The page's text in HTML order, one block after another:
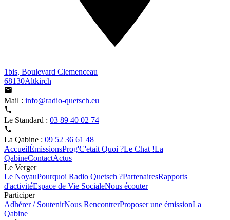
1bis, Boulevard Clemenceau
68130Altkirch
Mail : info@radio-quetsch.eu
Le Standard : 03 89 40 02 74
La Qabine : 09 52 36 61 48
AccueilÉmissionsProg'C'etait Quoi ?Le Chat !La
QabineContactActus
Le Verger
Le NoyauPourquoi Radio Quetsch ?PartenairesRapports
d'activitéEspace de Vie SocialeNous écouter
Participer
Adhérer / SoutenirNous RencontrerProposer une émissionLa
Qabine